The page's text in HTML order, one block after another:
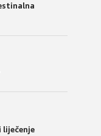
liječenje